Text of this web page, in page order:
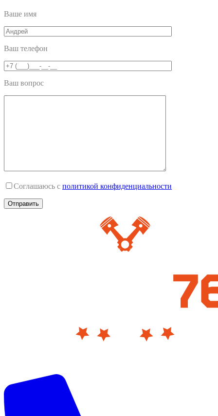
Ваше имя
Ваш телефон
Ваш вопрос
Соглашаюсь с политикой конфиденциальности